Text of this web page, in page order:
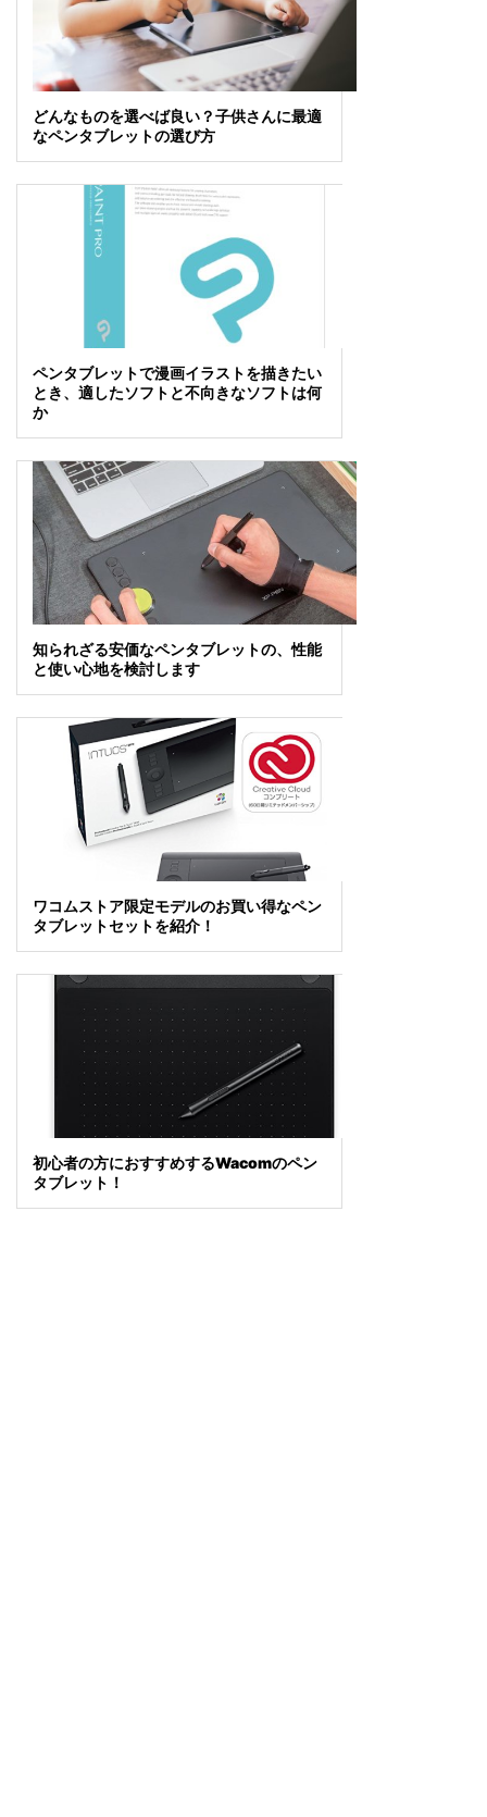
どんなものを選べば良い？子供さんに最適
なペンタブレットの選び方
ペンタブレットで漫画イラストを描きたい
とき、適したソフトと不向きなソフトは何
か
知られざる安価なペンタブレットの、性能
と使い心地を検討します
ワコムストア限定モデルのお買い得なペン
タブレットセットを紹介！
初心者の方におすすめするWacomのペン
タブレット！